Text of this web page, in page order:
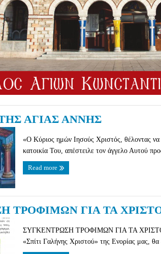
ΑΓΙΑΣ ΑΝΝΗΣ
«Ο Κύριος ημών Ιησούς Χριστός, θέλοντας να
κατοικία Του, απέστειλε τον άγγελο Αυτού
Read more
ΤΡΟΦΙΜΩΝ ΓΙΑ ΤΑ
ΣΥΓΚΕΝΤΡΩΣΗ ΤΡΟΦΙΜΩΝ ΓΙΑ ΤΑ
«Σπίτι Γαλήνης Χριστού» της Ενορίας μας,